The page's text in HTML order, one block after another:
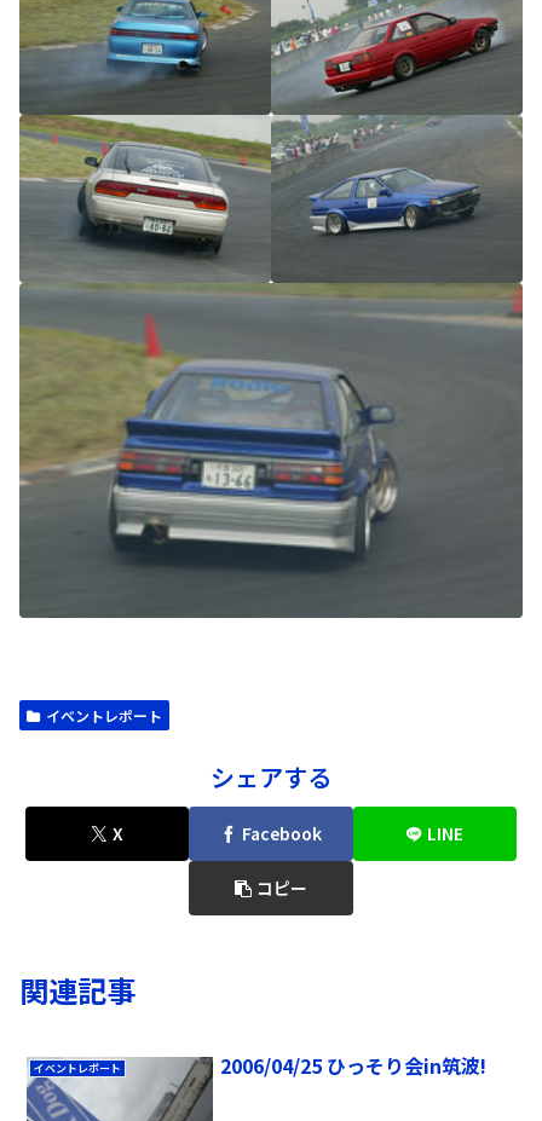
イベントレポート
シェアする
X Facebook LINE
コピー
関連記事
イベントレポート 2006/04/25 ひっそり会in筑波!